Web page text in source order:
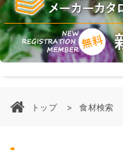
トップ 食材検索